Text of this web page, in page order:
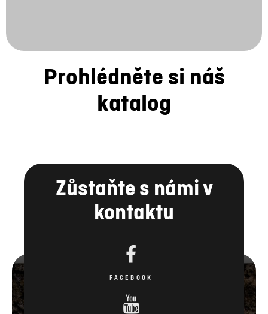
Prohlédněte si náš
katalog
Zůstaňte s námi v
kontaktu
FACEBOOK